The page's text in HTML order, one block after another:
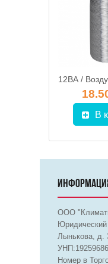
В
ООО
Лынькова, д.
Номер в